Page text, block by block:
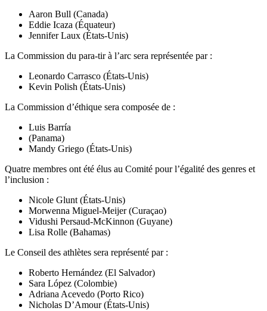
Aaron Bull (Canada)
Eddie Icaza (Équateur)
Jennifer Laux (États-Unis)
La Commission du para-tir à l’arc sera représentée par :
Leonardo Carrasco (États-Unis)
Kevin Polish (États-Unis)
La Commission d’éthique sera composée de :
Luis Barría
(Panama)
Mandy Griego (États-Unis)
Quatre membres ont été élus au Comité pour l’égalité des genres et
l’inclusion :
Nicole Glunt (États-Unis)
Morwenna Miguel-Meijer (Curaçao)
Vidushi Persaud-McKinnon (Guyane)
Lisa Rolle (Bahamas)
Le Conseil des athlètes sera représenté par :
Roberto Hernández (El Salvador)
Sara López (Colombie)
Adriana Acevedo (Porto Rico)
Nicholas D’Amour (États-Unis)